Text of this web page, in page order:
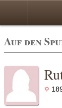
Auf den